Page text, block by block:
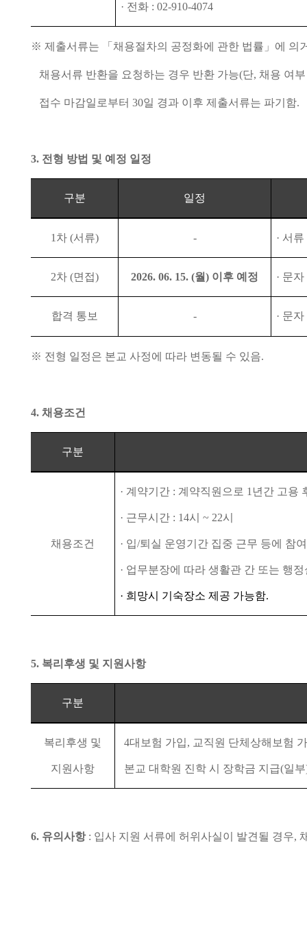
· 전화 : 02-910-4074
※ 제출서류는 「 채용절차의 공정화에 관한 법률 」 에 의
채용서류 반환을 요청하는 경우 반환 가능(단, 채용 여
접수 마감일로부터 30일 경과 이후 제출서류는 파기함.
3. 전형 방법 및 예정 일정
구분 일정
1 차 (서류) - · 서류
2차 (면접) 2026. 06. 15. (월) 이후 예정 · 문자
합격 통보 - · 문자
※ 전형 일정은 본교 사정에 따라 변동될 수 있음.
4. 채용조건
구분
채용조건
· 계약기간 : 계약직원으로 1 년간 고용
· 근무시간 : 14시 ~ 22시
· 입/퇴실 운영기간 집중 근무 등에 참
· 업무분장에 따라 생활관 간 또는 행
· 희망시 기숙장소 제공 가능함.
5. 복리후생 및 지원사항
구분
복리후생 및
지원사항
4대보험 가입, 교직원 단체상해보험
본교 대학원 진학 시 장학금 지급(일부
6. 유의사항: 입사 지원 서류에 허위사실이 발견될 경우,